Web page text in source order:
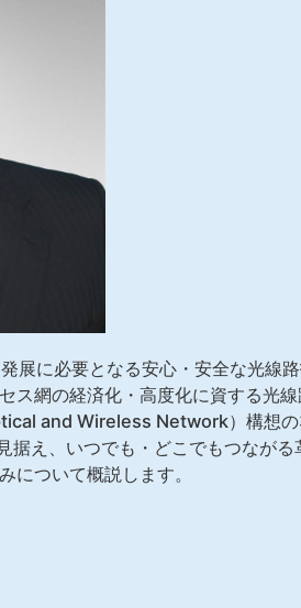
展に必要となる安心・安全な光線
ス網の経済化・高度化に資する光
and Wireless Network）構想
据え、いつでも・どこでもつながる
について概説します。